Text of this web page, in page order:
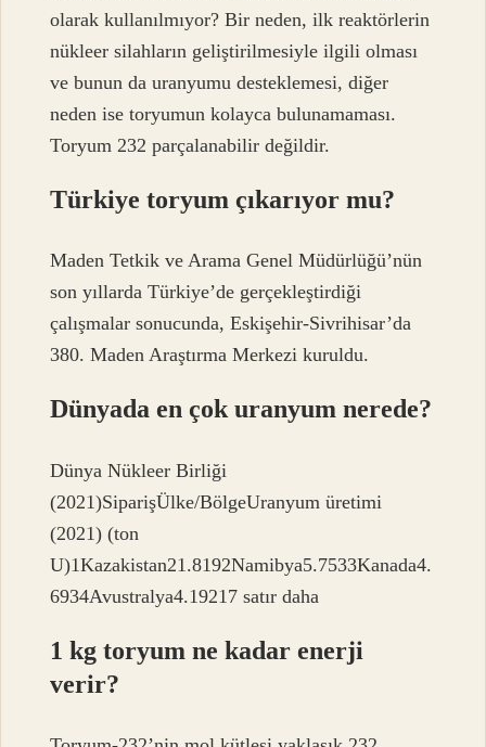
olarak kullanılmıyor? Bir neden, ilk reaktörlerin
nükleer silahların geliştirilmesiyle ilgili olması
ve bunun da uranyumu desteklemesi, diğer
neden ise toryumun kolayca bulunamaması.
Toryum 232 parçalanabilir değildir.
Türkiye toryum çıkarıyor mu?
Maden Tetkik ve Arama Genel Müdürlüğü’nün
son yıllarda Türkiye’de gerçekleştirdiği
çalışmalar sonucunda, Eskişehir-Sivrihisar’da
380. Maden Araştırma Merkezi kuruldu.
Dünyada en çok uranyum nerede?
Dünya Nükleer Birliği
(2021)SiparişÜlke/BölgeUranyum üretimi
(2021) (ton
U)1Kazakistan21.8192Namibya5.7533Kanada4.
6934Avustralya4.19217 satır daha
1 kg toryum ne kadar enerji
verir?